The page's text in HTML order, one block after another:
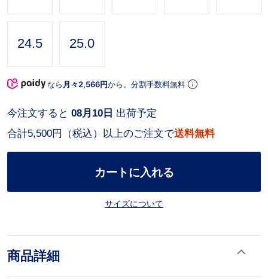
24.5 25.0
なら 月々2,566円から。分割手数料無料
合計5,500円（税込）以上のご注文で送料無料
今注文すると 08月10日 出荷予定
カートに入れる
サイズについて
商品詳細